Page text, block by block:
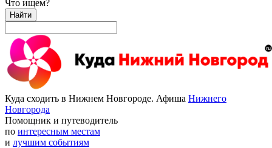
Что ищем?
Найти
Куда сходить в Нижнем Новгороде. Афиша Нижнего
Новгорода
Помощник и путеводитель
по интересным местам
и лучшим событиям